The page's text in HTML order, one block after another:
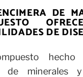
DE
DE
de minerales